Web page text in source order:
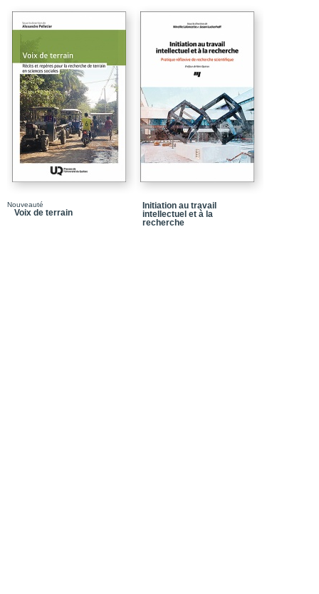
Chapitre 2_Familles
Chapitre 4_Choix
Chapitre
Chapitre
Chapitre 7_Entrevues
Chapitre 8_Analyse
Chapitre 9_Rédaction
Nouveauté
Voix de terrain
Initiation au travail
intellectuel et à la
recherche